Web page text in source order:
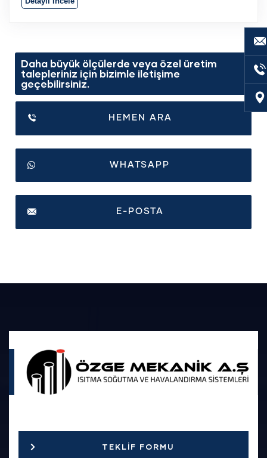
Daha büyük ölçülerde veya özel üretim
talepleriniz için bizimle iletişime
geçebilirsiniz.
HEMEN ARA
WHATSAPP
E-POSTA
TEKLIF FORMU